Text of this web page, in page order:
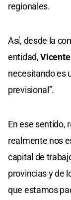
regionales.
Así, desde la
entidad,
necesitando es
previsional”.
En ese sentido,
realmente nos
capital de
provincias y de
que estamos